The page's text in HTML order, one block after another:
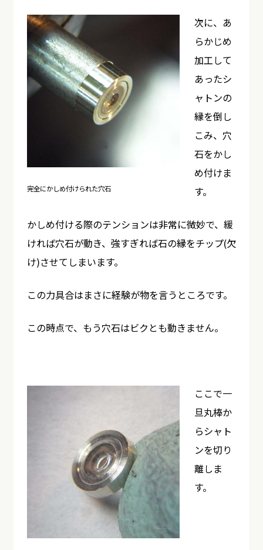
完全にかしめ付けられた穴石
次に、あ
らかじめ
加工して
あったシ
ャトンの
縁を倒し
こみ、穴
石をかし
め付けま
す。
かしめ付ける際のテンションは非常に微妙で、緩
ければ穴石が動き、強すぎれば石の縁をチップ(欠
け)させてしまいます。
この力具合はまさに経験が物を言うところです。
この時点で、もう穴石はビクとも動きません。
ここで一
旦丸棒か
らシャト
ンを切り
離しま
す。